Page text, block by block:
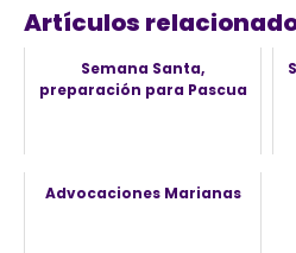
Artículos
Semana Santa,
preparación para Pascua
Advocaciones Marianas